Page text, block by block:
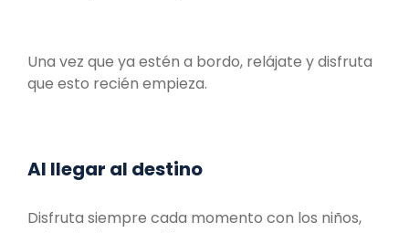
Una vez que ya estén a bordo, relájate y disfruta
que esto recién empieza.
Al llegar al destino
Disfruta siempre cada momento con los niños,